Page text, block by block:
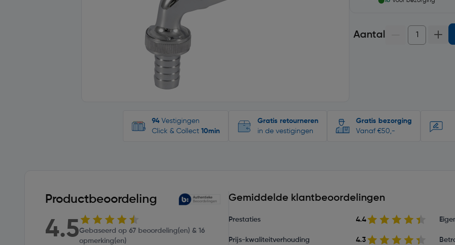
Aantal
94 Vestigingen
Click & Collect 10min
Gratis retourneren
in de vestigingen
Gratis bezorging
Vanaf €50,-
Productbeoordeling
4.5Gebaseerd op 67 beoordeling(en) & 16
opmerking(en)
Gemiddelde klantbeoordelingen
Prestaties 4.4
Prijs-kwaliteitverhouding 4.3